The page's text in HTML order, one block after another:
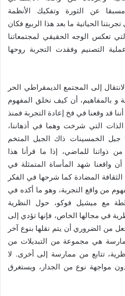
عن الثورة وتفكيك الأنظمة
الحياتية ما بعد هذا الربيع فكان
تعكس الوجه الحقيقي لمجتمعاتنا
التصنيم وفقدت التجربة روحها
إلى المجتمع الديمقراطي الحر
و بالمفاهيم، أن كيف نخلق المفهوم
قد وقعنا في فخ إعادة التجربة فمنذ
الذات التي شرخت وهما في أذهاننا،
جيل الخمسينات ذاك الجيل المتخم
من ذواتنا للماضي، إذا ما قرأنا هذا
واقعنا شهد المأساة المتمثلة في
المضادة كما شرحها في الفكر
من واقع التجربة، وهو ما أكده في
مع ميشيل فوكو، حول النظرية
في مجالها الخاص، فإنها تؤدي إلى
من الضروري أن يتم نقلها بنوع آخر
هي مجموعة من التبديلات من
تتابع من ممارسة إلى أخرى. لا
مواجهة نوع من الجدار، ويستغرق